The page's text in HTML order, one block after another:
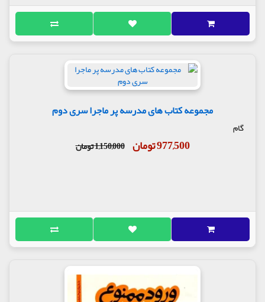
مجموعه کتاب های مدرسه پر ماجرا سری دوم
گام
977,500 تومان 1,150,000 تومان